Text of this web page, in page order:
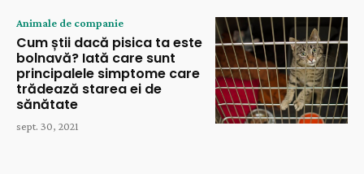
Animale de companie
Cum știi dacă pisica ta este
bolnavă? Iată care sunt
principalele simptome care
trădează starea ei de
sănătate
sept. 30, 2021